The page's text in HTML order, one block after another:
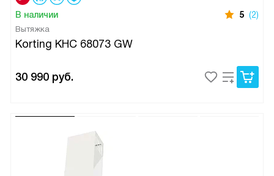
В наличии 5 (2)
Вытяжка
Korting KHC 68073 GW
30 990 руб.